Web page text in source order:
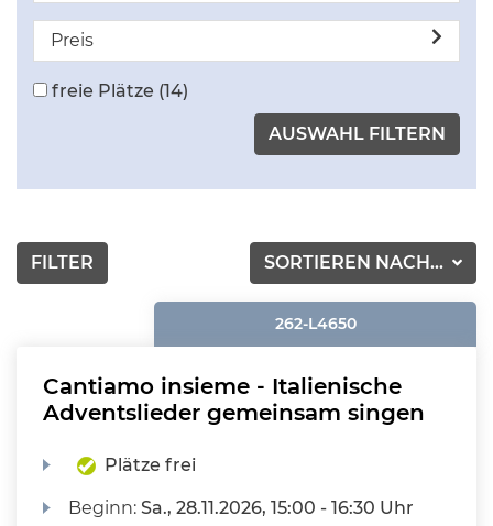
Preis
freie Plätze (14)
SORTIEREN NACH...
FILTER
262-L4650
Cantiamo insieme - Italienische
Adventslieder gemeinsam singen
Plätze frei
Beginn:Sa., 28.11.2026, 15:00 - 16:30 Uhr